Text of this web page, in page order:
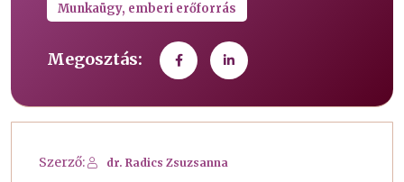
Munkaügy, emberi erőforrás
Megosztás:
Szerző: dr. Radics Zsuzsanna